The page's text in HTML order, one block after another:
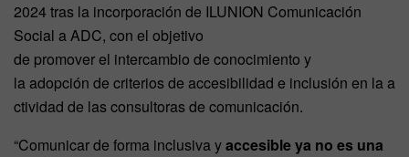
2024 tras la incorporación de ILUNION Comunicación
Social a ADC, con el objetivo
de promover el intercambio de conocimiento y
la adopción de criterios de accesibilidad e inclusión en la a
ctividad de las consultoras de comunicación.
“Comunicar de forma inclusiva yaccesible ya no es una